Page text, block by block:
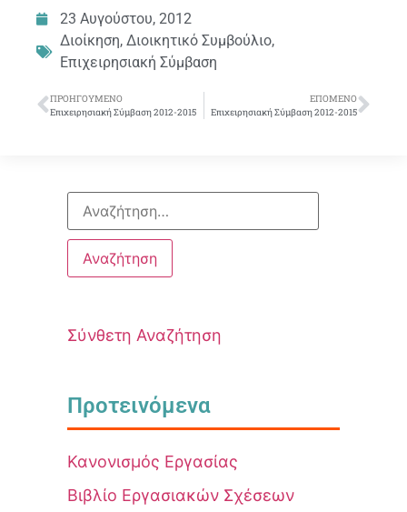
23 Αυγούστου, 2012
Διοίκηση, Διοικητικό Συμβούλιο,
Επιχειρησιακή Σύμβαση
ΠΡΟΗΓΟΎΜΕΝΟ
Επιχειρησιακή Σύμβαση 2012-2015
ΕΠΌΜΕΝΟ
Επιχειρησιακή Σύμβαση 2012-2015
Σύνθετη Αναζήτηση
Προτεινόμενα
Κανονισμός Εργασίας
Βιβλίο Εργασιακών Σχέσεων